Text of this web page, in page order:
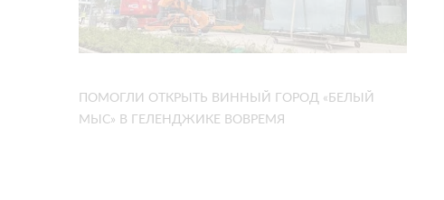
ПОМОГЛИ ОТКРЫТЬ ВИННЫЙ ГОРОД «БЕЛЫЙ
МЫС» В ГЕЛЕНДЖИКЕ ВОВРЕМЯ